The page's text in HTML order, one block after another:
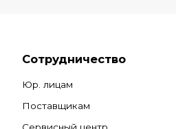
Сотрудничество
Юр. лицам
Поставщикам